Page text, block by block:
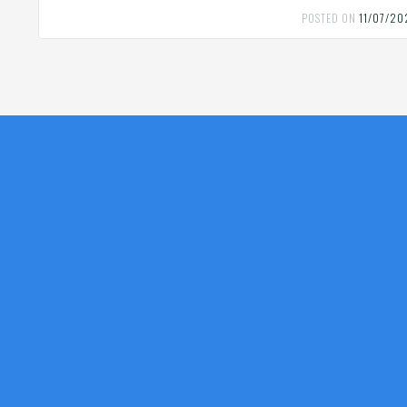
POSTED ON11/07/